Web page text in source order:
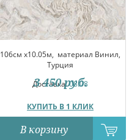
106см x10.05м, материал Винил,
Турция
Доставка:08.08
КУПИТЬ В 1 КЛИК
3 450 руб.
В корзину